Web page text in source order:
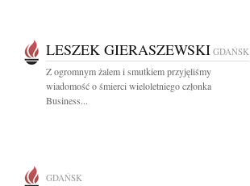
LESZEK GIERASZEWSKI GDAŃSK
Z ogromnym żalem i smutkiem przyjęliśmy
wiadomość o śmierci wieloletniego członka
Business...
GDAŃSK